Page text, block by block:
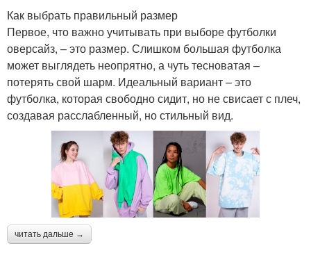
Как выбрать правильный размер
Первое, что важно учитывать при выборе футболки
оверсайз, – это размер. Слишком большая футболка
может выглядеть неопрятно, а чуть тесноватая –
потерять свой шарм. Идеальный вариант – это
футболка, которая свободно сидит, но не свисает с плеч,
создавая расслабленный, но стильный вид.
читать дальше →